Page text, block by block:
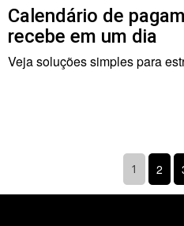
Calendário de
recebe em um dia
Veja soluções simples para
1 2